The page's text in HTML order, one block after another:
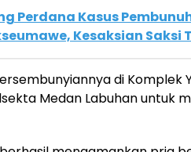
Perdana Kasus
Kesaksian
di Komplek
Medan Labuhan untuk